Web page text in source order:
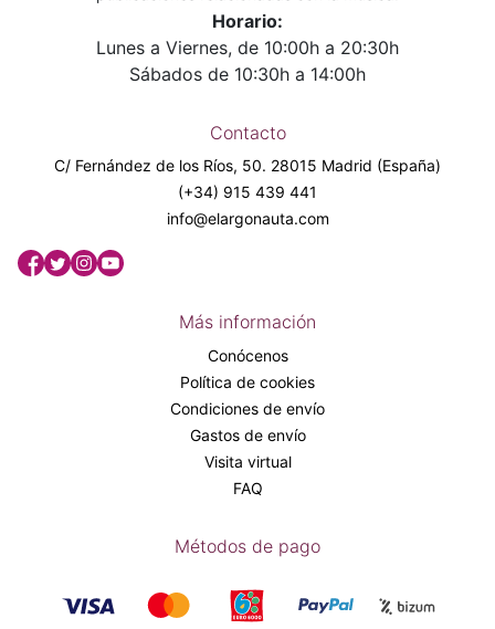
Horario:
Lunes a Viernes, de 10:00h a 20:30h
Sábados de 10:30h a 14:00h
Contacto
C/ Fernández de los Ríos, 50. 28015 Madrid (España)
(+34) 915 439 441
info@elargonauta.com
Más información
Conócenos
Política de cookies
Condiciones de envío
Gastos de envío
Visita virtual
FAQ
Métodos de pago